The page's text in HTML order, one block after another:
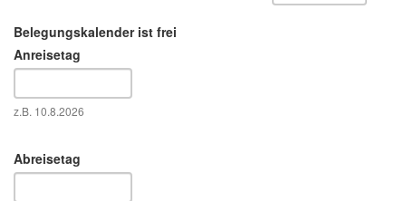
Belegungskalender ist frei
Anreisetag
Datum
z.B. 10.8.2026
Abreisetag